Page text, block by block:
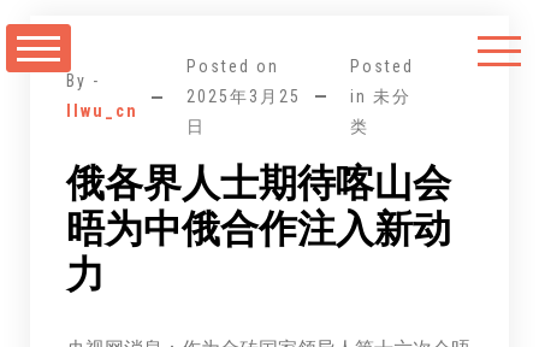
至
By -
llwu_cn
Posted on
2025年3月25
日
Posted
in 未分
类
俄各界人士期待喀山会
晤为中俄合作注入新动
力